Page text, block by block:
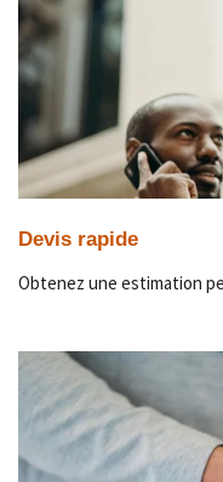
Devis rapide
Obtenez une estimation